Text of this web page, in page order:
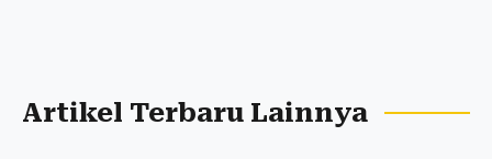
Artikel Terbaru Lainnya